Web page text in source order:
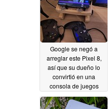
Google se negó a
arreglar este Pixel 8,
así que su dueño lo
convirtió en una
consola de juegos
retro05/21/2026